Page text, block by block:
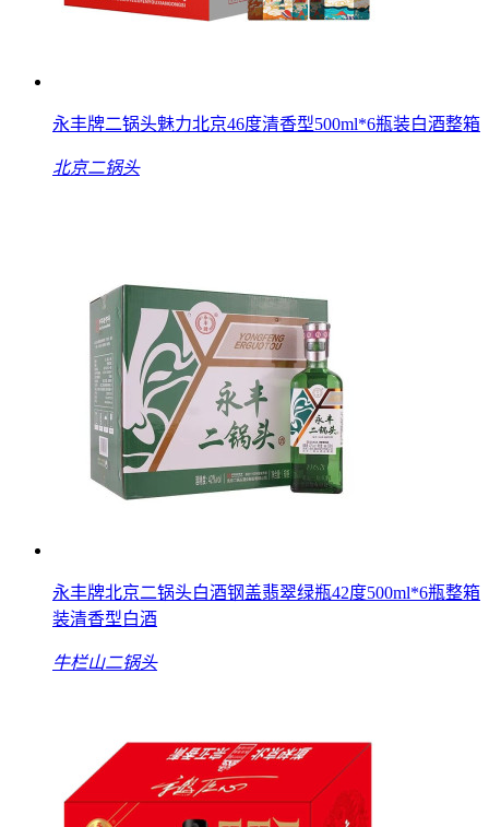
永丰牌二锅头魅力北京46度清香型500ml*6瓶装白酒整箱
北京二锅头
永丰牌北京二锅头白酒钢盖翡翠绿瓶42度500ml*6瓶整箱
装清香型白酒
牛栏山二锅头